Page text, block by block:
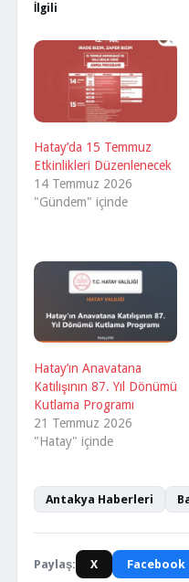
İlgili
Hatay’da 15 Temmuz
Etkinlikleri Düzenlenecek
14 Temmuz 2026
"Gündem" içinde
Hatay’ın Anavatana
Katılışının 87. Yıl Dönümü
Kutlama Programı
21 Temmuz 2026
"Hatay" içinde
Antakya Haberleri
Paylaş: X Facebook